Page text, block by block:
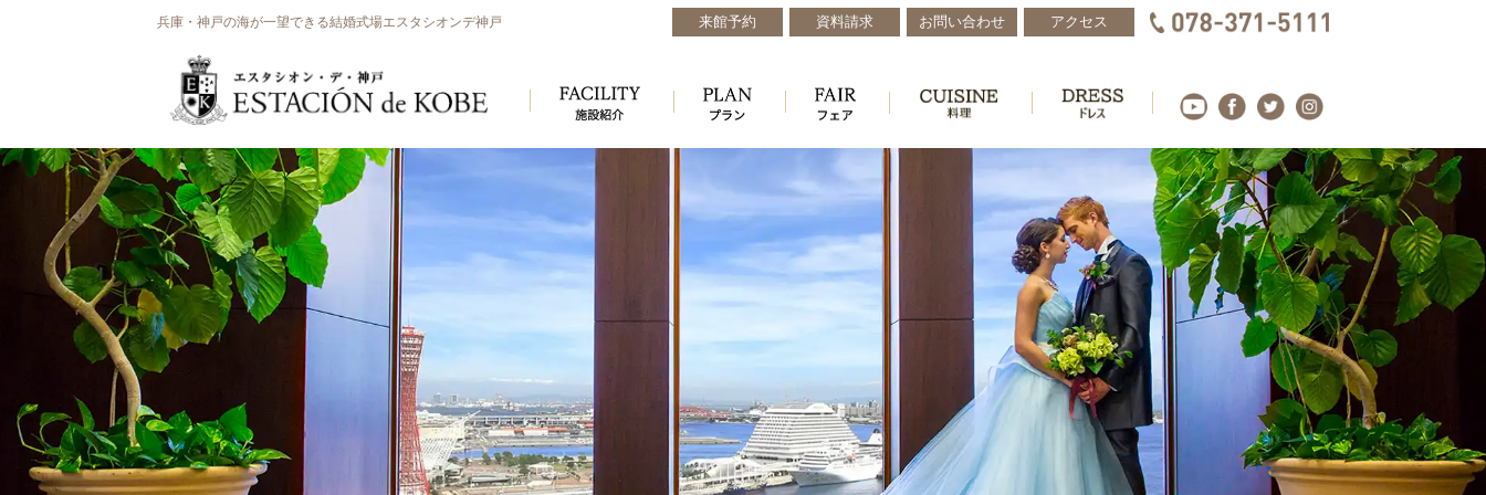
兵庫・神戸の海が一望できる結婚式場エスタシオンデ神戸 来館予約 資料請求 お問い合わせ アクセス